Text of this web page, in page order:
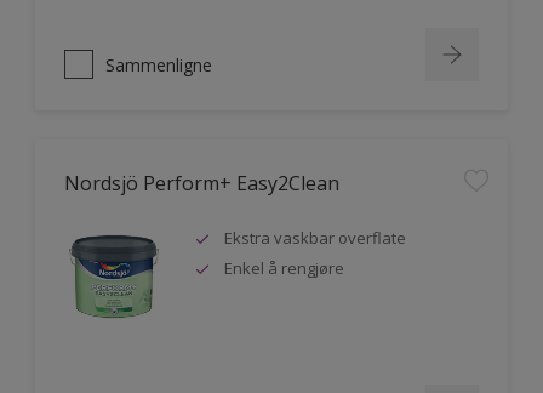
Sammenligne
Nordsjö Perform+ Easy2Clean
Ekstra vaskbar overflate
Enkel å rengjøre